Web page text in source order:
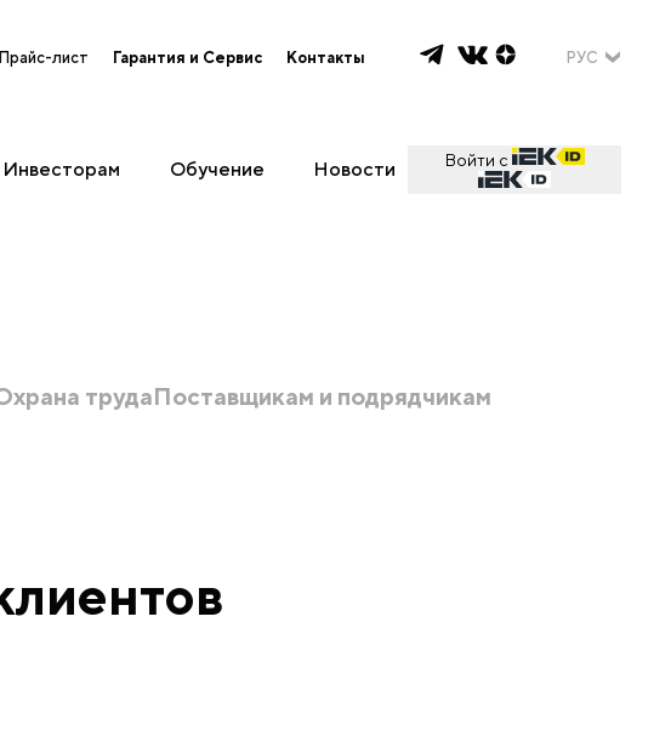
Прайс-лист Гарантия и Сервис Контакты РУС
Инвесторам Обучение Новости Войти с
трудаПоставщикам и подрядчикам